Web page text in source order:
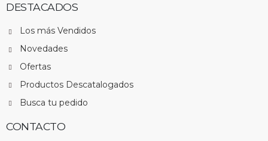
DESTACADOS
Los más Vendidos
Novedades
Ofertas
Productos Descatalogados
Busca tu pedido
CONTACTO